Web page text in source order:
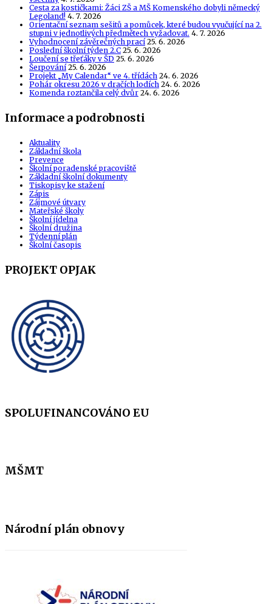
Cesta za kostičkami: Žáci ZŠ a MŠ Komenského dobyli německý
Legoland! 4. 7. 2026
Orientační seznam sešitů a pomůcek, které budou vyučující na 2.
stupni v jednotlivých předmětech vyžadovat. 4. 7. 2026
Vyhodnocení závěrečných prací 25. 6. 2026
Poslední školní týden 2.C 25. 6. 2026
Loučení se třeťáky v ŠD 25. 6. 2026
Šerpování 25. 6. 2026
Projekt „My Calendar“ ve 4. třídách 24. 6. 2026
Pohár okresu 2026 v dračích lodích 24. 6. 2026
Komenda roztančila celý dvůr 24. 6. 2026
Informace a podrobnosti
Aktuality
Základní škola
Prevence
Školní poradenské pracoviště
Základní školní dokumenty
Tiskopisy ke stažení
Zápis
Zájmové útvary
Mateřské školy
Školní jídelna
Školní družina
Týdenní plán
Školní časopis
PROJEKT OPJAK
SPOLUFINANCOVÁNO EU
MŠMT
Národní plán obnovy